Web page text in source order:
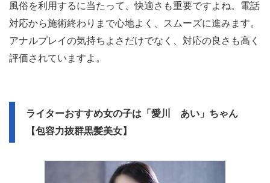
風俗を利用するに当たって、快適さも重要ですよね。電話
対応から施術終わりまで心地よく、スムーズに進みます。
アナルプレイの気持ちよさだけでなく、対応の良さも高く
評価されていますよ。
ライターおすすめ女の子は「愛川 あい」ちゃん
【包容力抜群黒髪美女】